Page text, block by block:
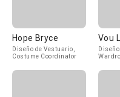
Hope Bryce
Diseño de Vestuario,
Costume Coordinator
Vou